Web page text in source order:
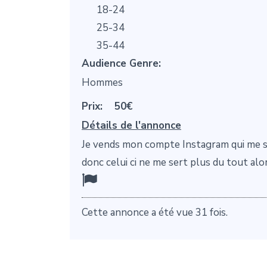
18-24
25-34
35-44
Audience Genre:
Hommes
Prix:
50€
Détails de l'annonce
Je vends mon compte Instagram qui
donc celui ci ne me sert plus du tout
Cette annonce a été vue 31 fois.